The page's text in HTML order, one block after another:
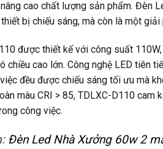
cao chất lượng sản phẩm. Đèn
bị chiếu sáng, mà còn là một
được thiết kế với công suất
chiều cao lớn. Công nghệ LED tiên
đều được chiếu sáng tối ưu mà
màu CRI > 85, TDLXC-D110
công việc.
Đèn Led Nhà Xưởng 60w 2